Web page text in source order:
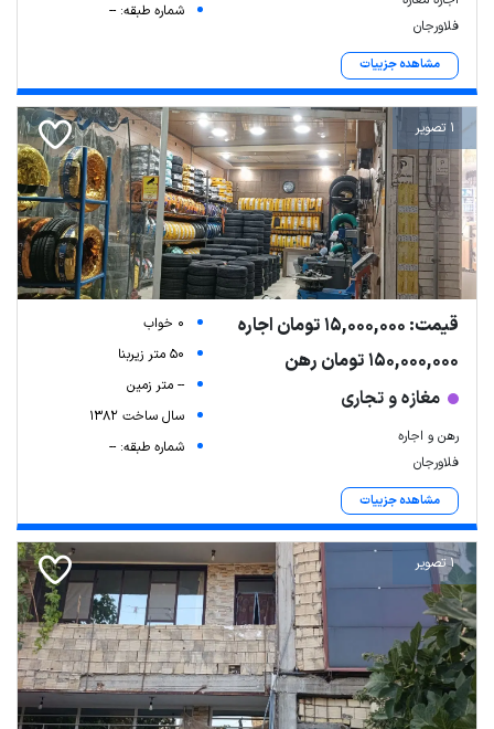
فلاورجان
مشاهده جزییات
شماره طبقه: --
1 تصویر
قیمت: 15,000,000 تومان اجاره
150,000,000 تومان رهن
مغازه و تجاری
رهن و اجاره
فلاورجان
مشاهده جزییات
0 خواب
50 متر زیربنا
-- متر زمین
سال ساخت 1382
شماره طبقه: --
1 تصویر